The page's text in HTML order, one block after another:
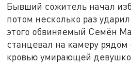
Бывший сожитель начал
потом несколько раз
этого обвиняемый Семён
станцевал на камеру
кровью умирающей